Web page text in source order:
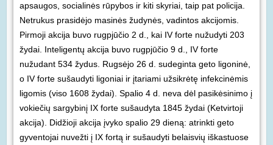
apsaugos, socialinės rūpybos ir kiti skyriai, taip pat policija.
Netrukus prasidėjo masinės žudynės, vadintos akcijomis.
Pirmoji akcija buvo rugpjūčio 2 d., kai IV forte nužudyti 203
žydai. Inteligentų akcija buvo rugpjūčio 9 d., IV forte
nužudant 534 žydus. Rugsėjo 26 d. sudeginta geto ligoninė,
o IV forte sušaudyti ligoniai ir įtariami užsikrėtę infekcinėmis
ligomis (viso 1608 žydai). Spalio 4 d. neva dėl pasikėsinimo į
vokiečių sargybinį IX forte sušaudyta 1845 žydai (Ketvirtoji
akcija). Didžioji akcija įvyko spalio 29 dieną: atrinkti geto
gyventojai nuvežti į IX fortą ir sušaudyti belaisvių iškastuose